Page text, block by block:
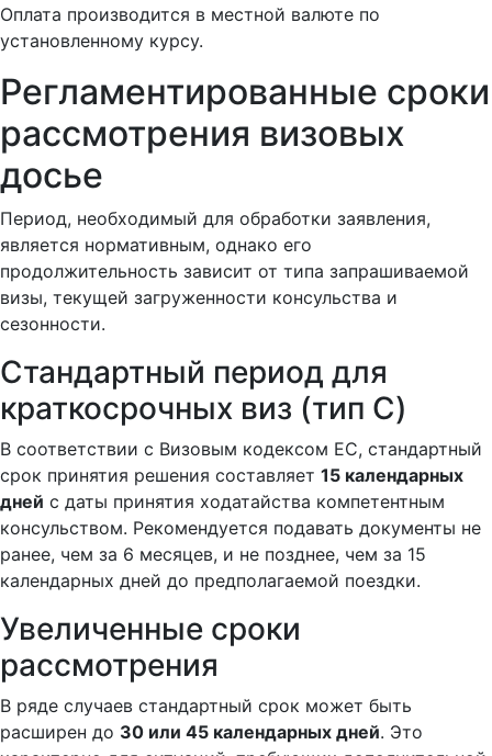
Оплата производится в местной валюте по
установленному курсу.
Регламентированные сроки
рассмотрения визовых
досье
Период, необходимый для обработки заявления,
является нормативным, однако его
продолжительность зависит от типа запрашиваемой
визы, текущей загруженности консульства и
сезонности.
Стандартный период для
краткосрочных виз (тип C)
В соответствии с Визовым кодексом ЕС, стандартный
срок принятия решения составляет 15 календарных
дней с даты принятия ходатайства компетентным
консульством. Рекомендуется подавать документы не
ранее, чем за 6 месяцев, и не позднее, чем за 15
календарных дней до предполагаемой поездки.
Увеличенные сроки
рассмотрения
В ряде случаев стандартный срок может быть
расширен до 30 или 45 календарных дней. Это